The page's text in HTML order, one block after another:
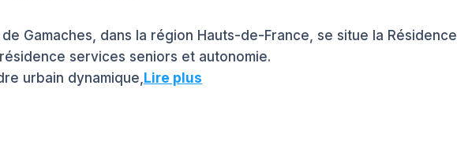
Gamaches, dans la région Hauts-de-France, se situe la Résidence
services seniors et autonomie.
urbain dynamique, Lire plus